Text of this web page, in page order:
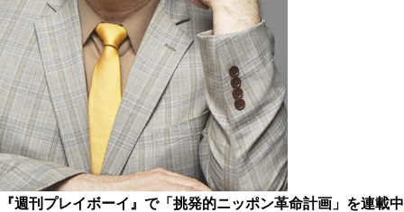
『週刊プレイボーイ』で「挑発的ニッポン革命計画」を連載中